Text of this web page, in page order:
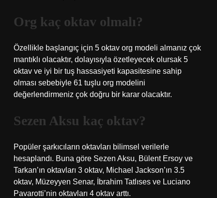
Org kaç oktav olmalı?
Özellikle başlangıç ​​için 5 oktav org modeli almanız çok
mantıklı olacaktır, dolayısıyla özetleyecek olursak 5
oktav ve iyi bir tuş hassasiyeti kapasitesine sahip
olması sebebiyle 61 tuşlu org modelini
değerlendirmeniz çok doğru bir karar olacaktır.
Sezen Aksu kaç oktav?
Popüler şarkıcıların oktavları bilimsel verilerle
hesaplandı. Buna göre Sezen Aksu, Bülent Ersoy ve
Tarkan’ın oktavları 3 oktav, Michael Jackson’ın 3.5
oktav, Müzeyyen Senar, İbrahim Tatlıses ve Luciano
Pavarotti’nin oktavları 4 oktav arttı.